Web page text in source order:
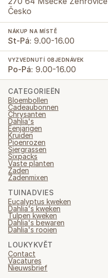
Česko
NÁKUP NA MÍSTĚ
St-Pá: 9.00-16.00
VYZVEDNUTÍ OBJEDNÁVEK
Po-Pá: 9.00-16.00
CATEGORIEËN
Bloembollen
Cadeaubonnen
Chrysanten
Dahlia's
Eenjarigen
Kruiden
Pioenrozen
Siergrassen
Sixpacks
Vaste planten
Zaden
Zadenmixen
TUINADVIES
Eucalyptus kweken
Dahlia's kweken
Tulpen kweken
Dahlia's bewaren
Dahlia's rooien
LOUKYKVĚT
Contact
Vacatures
Nieuwsbrief